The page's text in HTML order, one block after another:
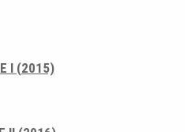
I (2015)